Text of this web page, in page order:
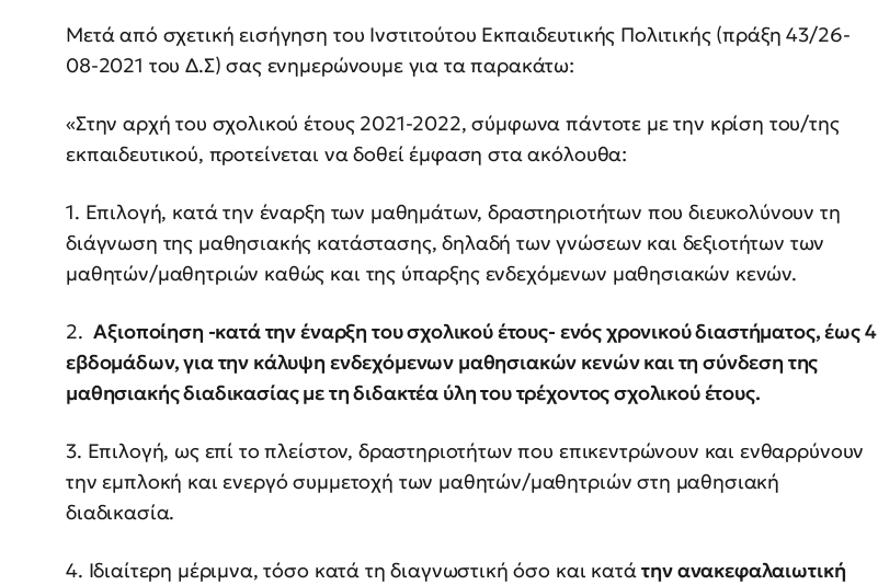
Μετά από σχετική εισήγηση του Ινστιτούτου Εκπαιδευτικής Πολιτικής (πράξη 43/26-
08-2021 του Δ.Σ) σας ενημερώνουμε για τα παρακάτω:
«Στην αρχή του σχολικού έτους 2021-2022, σύμφωνα πάντοτε με την κρίση του/της
εκπαιδευτικού, προτείνεται να δοθεί έμφαση στα ακόλουθα:
1. Επιλογή, κατά την έναρξη των μαθημάτων, δραστηριοτήτων που διευκολύνουν τη
διάγνωση της μαθησιακής κατάστασης, δηλαδή των γνώσεων και δεξιοτήτων των
μαθητών/μαθητριών καθώς και της ύπαρξης ενδεχόμενων μαθησιακών κενών.
2.Αξιοποίηση -κατά την έναρξη του σχολικού έτους- ενός χρονικού διαστήματος, έως 4
εβδομάδων, για την κάλυψη ενδεχόμενων μαθησιακών κενών και τη σύνδεση της
μαθησιακής διαδικασίας με τη διδακτέα ύλη του τρέχοντος σχολικού έτους.
3. Επιλογή, ως επί το πλείστον, δραστηριοτήτων που επικεντρώνουν και ενθαρρύνουν
την εμπλοκή και ενεργό συμμετοχή των μαθητών/μαθητριών στη μαθησιακή
διαδικασία.
4. Ιδιαίτερη μέριμνα, τόσο κατά τη διαγνωστική όσο και κατάτην ανακεφαλαιωτική